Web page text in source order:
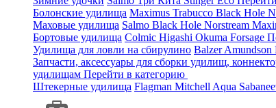
Болонские удилища Maximus Trabucco Black Hole
Маховые удилища Salmo Black Hole Norstream
Бортовые удилища Colmic Higashi Okuma Forsage
Удилища для ловли на сбирулино BalzerAmundson
Запчасти, аксессуары для сборки удилищ,
удилищам Перейти в категорию
Штекерные удилища Flagman Mitchell Aqua